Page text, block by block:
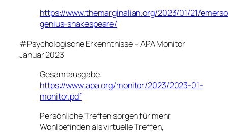
https://www.themarginalian.org/2023/01/21/
genius-shakespeare/
#Psychologische Erkenntnisse – APA Monitor
Januar 2023
Gesamtausgabe:
https://www.apa.org/monitor/2023/2023-01-
monitor.pdf
Persönliche Treffen sorgen für mehr
Wohlbefinden als virtuelle Treffen,